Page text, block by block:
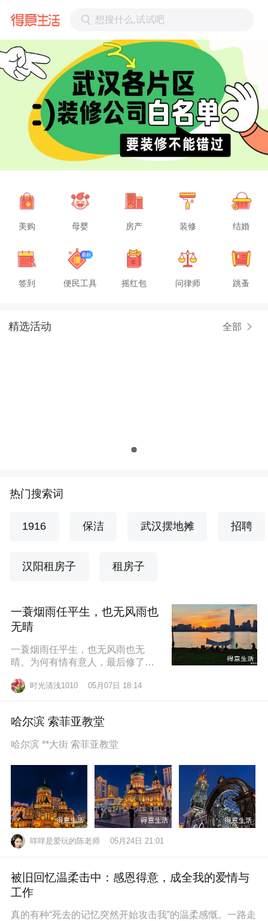
想搜什么,试试吧
美购 母婴 房产 装修 结婚
签到 便民工具 摇红包 问律师 跳蚤
精选活动 全部
热门搜索词
1916 保洁 武汉摆地摊 招聘
汉阳租房子 租房子
一蓑烟雨任平生，也无风雨也
无晴
一蓑烟雨任平生，也无风雨也无
晴。为何有情有意人，最后修了无
却有情。莫道桑榆晚，为霞尚满
时光清浅1010 05月07日 18:14
哈尔滨 索菲亚教堂
哈尔滨 **大街 索菲亚教堂
咩咩是爱玩的陈老师 05月24日 21:01
被旧回忆温柔击中：感恩得意，成全我的爱情与
工作
真的有种“死去的记忆突然开始攻击我”的温柔感慨。一路走